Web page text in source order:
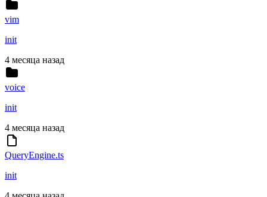
vim
init
4 месяца назад
voice
init
4 месяца назад
QueryEngine.ts
init